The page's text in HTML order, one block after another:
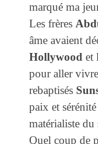
marqué ma
Les frères
âme avaient
Hollywood et
pour aller
rebaptisés
paix et
matérialiste
Quel coup de